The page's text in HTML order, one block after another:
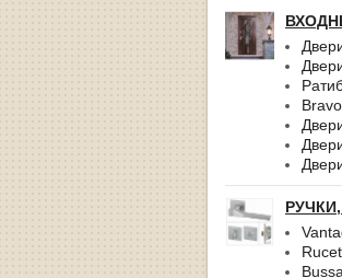
Bravo